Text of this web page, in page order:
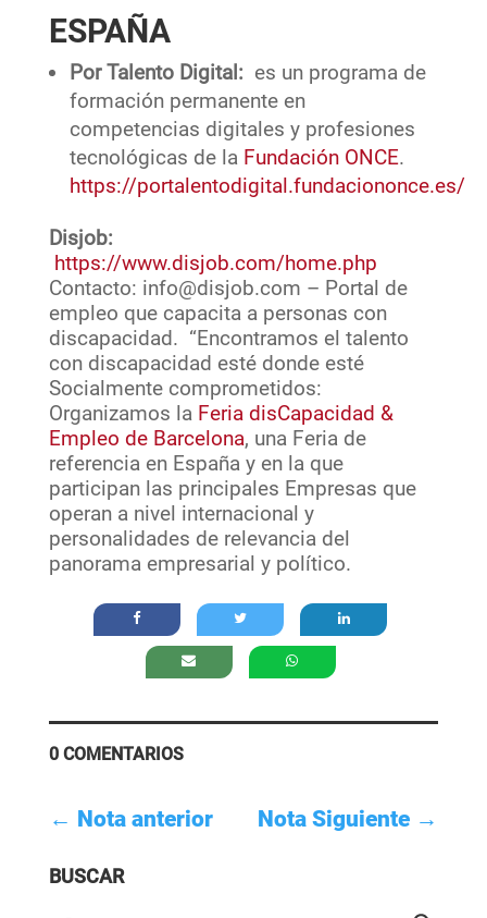
ESPAÑA
Por Talento Digital: es un programa de
formación permanente en
competencias digitales y profesiones
tecnológicas de la Fundación ONCE.
https://portalentodigital.fundaciononce.es/
Disjob:
https://www.disjob.com/home.php
Contacto: info@disjob.com – Portal de
empleo que capacita a personas con
discapacidad. “Encontramos el talento
con discapacidad esté donde esté
Socialmente comprometidos:
Organizamos la Feria disCapacidad &
Empleo de Barcelona, una Feria de
referencia en España y en la que
participan las principales Empresas que
operan a nivel internacional y
personalidades de relevancia del
panorama empresarial y político.
0 COMENTARIOS
← Nota anterior Nota Siguiente →
BUSCAR